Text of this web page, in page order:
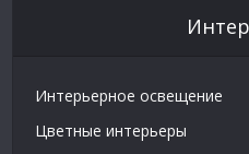
Интерьерное освещение
Цветные интерьеры